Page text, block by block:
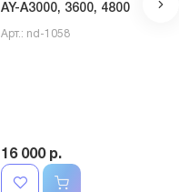
AY-A3000, 3600, 4800
Арт.: nd-1058
16 000 р.